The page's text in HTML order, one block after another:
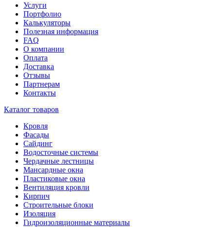
Услуги
Портфолио
Калькуляторы
Полезная информация
FAQ
О компании
Оплата
Доставка
Отзывы
Партнерам
Контакты
Каталог товаров
Кровля
Фасады
Сайдинг
Водосточные системы
Чердачные лестницы
Мансардные окна
Пластиковые окна
Вентиляция кровли
Кирпич
Строительные блоки
Изоляция
Гидроизоляционные материалы